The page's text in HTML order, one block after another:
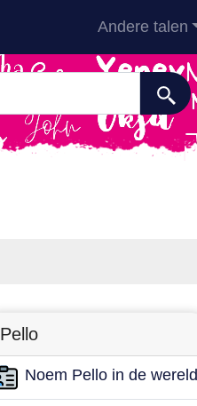
Andere talen
Pello
Noem Pello in de wereld